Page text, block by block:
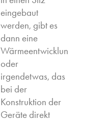
eingebaut
werden, gibt es
dann eine
Wärmeentwicklung,
oder
irgendetwas, das
bei der
Konstruktion der
Geräte direkt